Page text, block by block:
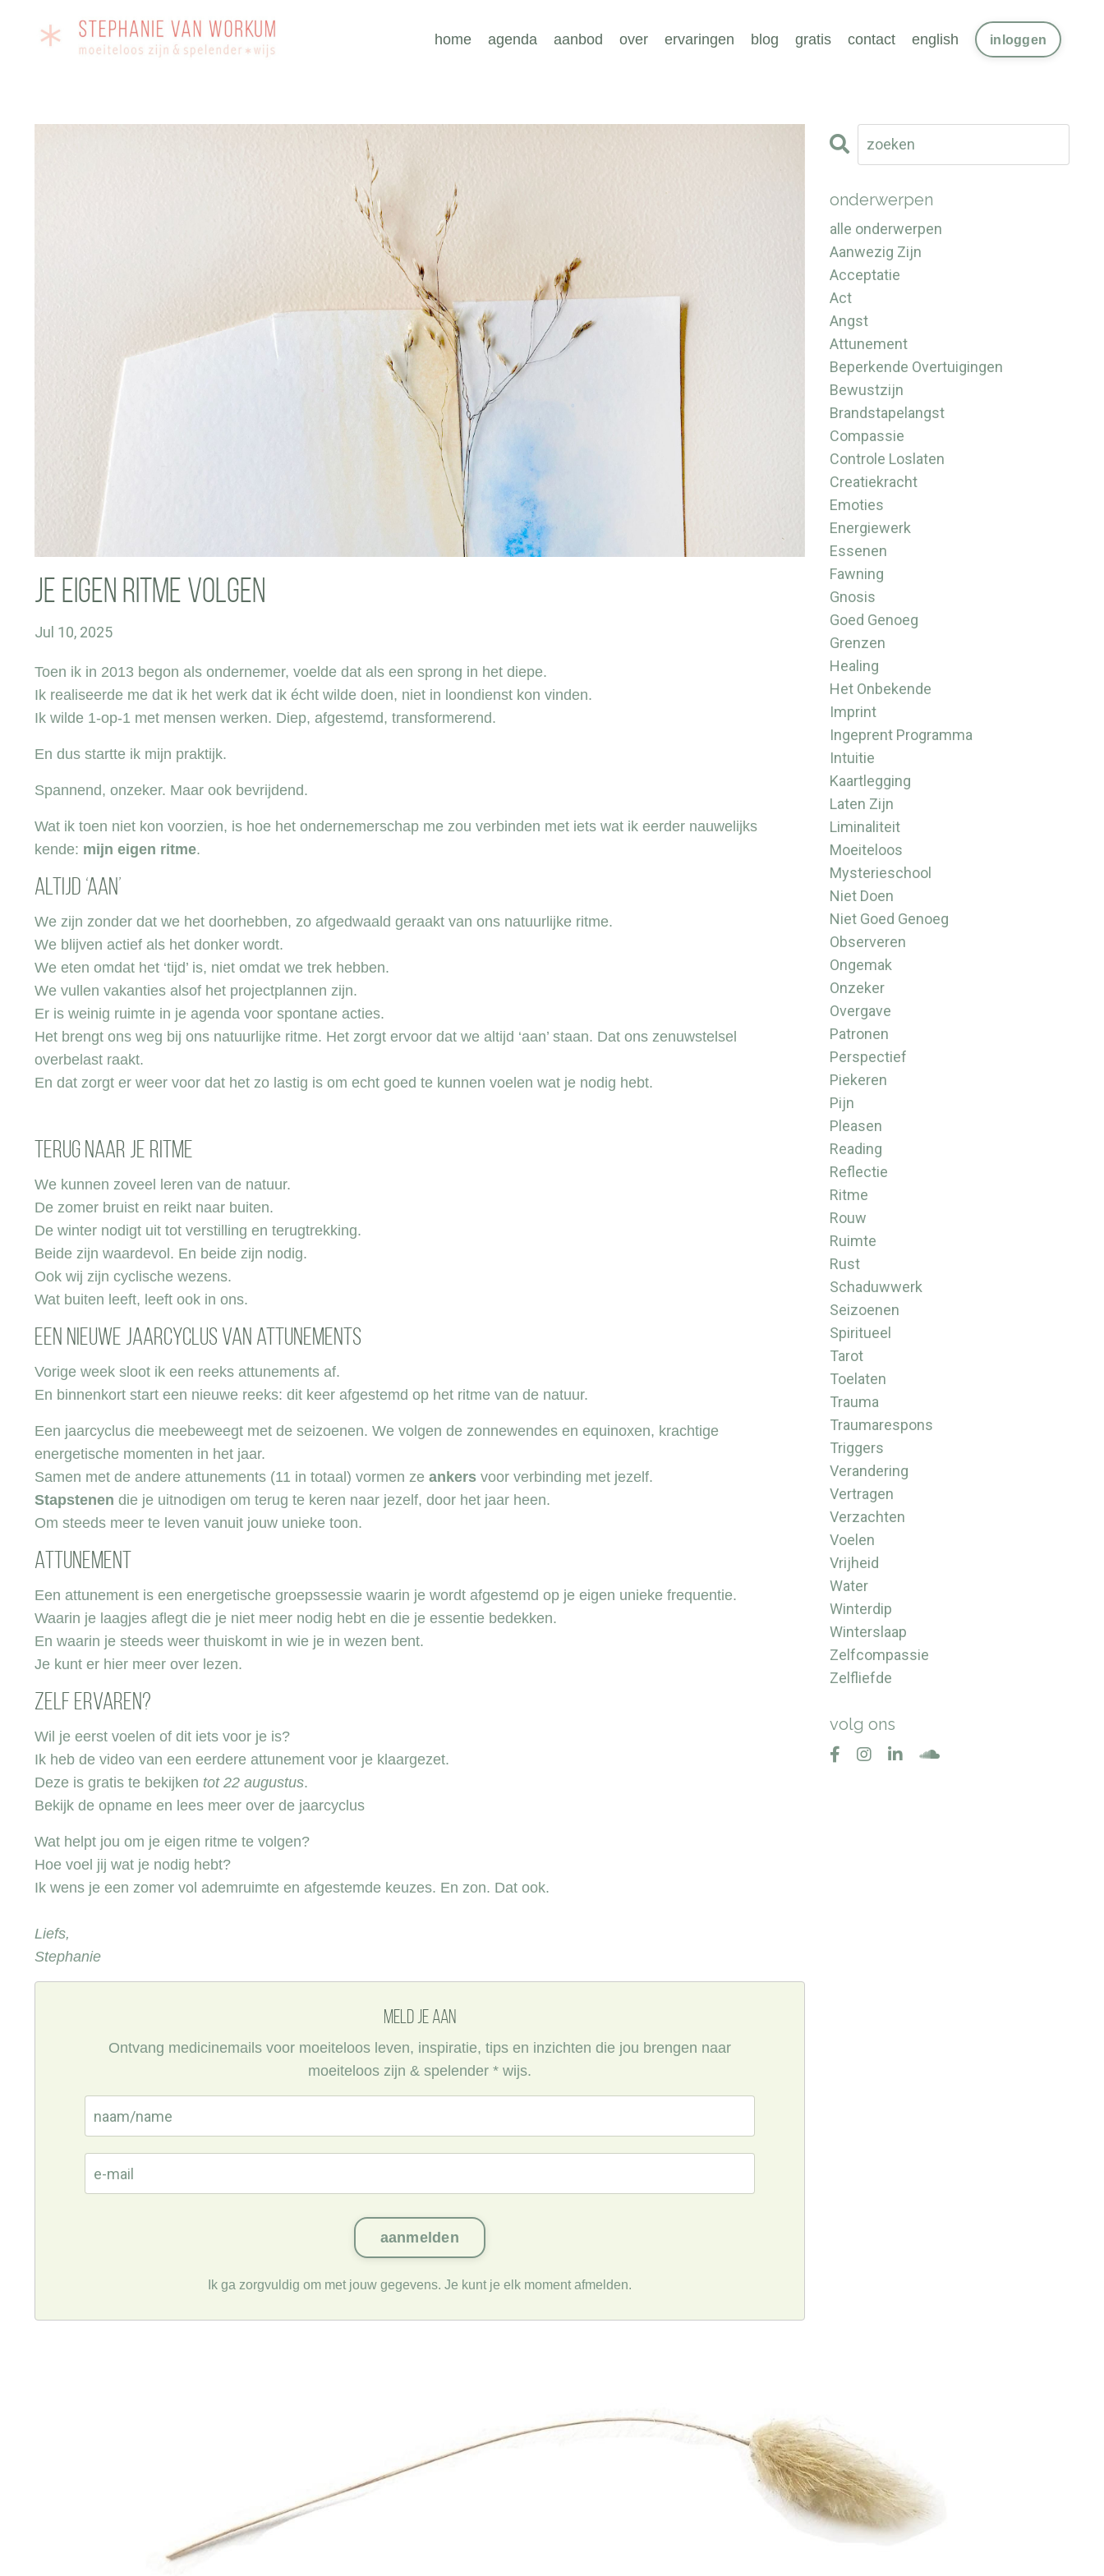
home agenda aanbod over ervaringen blog gratis contact english inloggen
Je eigen ritme volgen
Jul 10, 2025
Toen ik in 2013 begon als ondernemer, voelde dat als een sprong in het diepe.
Ik realiseerde me dat ik het werk dat ik écht wilde doen, niet in loondienst kon vinden.
Ik wilde 1-op-1 met mensen werken. Diep, afgestemd, transformerend.
En dus startte ik mijn praktijk.
Spannend, onzeker. Maar ook bevrijdend.
Wat ik toen niet kon voorzien, is hoe het ondernemerschap me zou verbinden met iets wat ik eerder nauwelijks
kende: mijn eigen ritme.
Altijd ‘aan’
We zijn zonder dat we het doorhebben, zo afgedwaald geraakt van ons natuurlijke ritme.
We blijven actief als het donker wordt.
We eten omdat het ‘tijd’ is, niet omdat we trek hebben.
We vullen vakanties alsof het projectplannen zijn.
Er is weinig ruimte in je agenda voor spontane acties.
Het brengt ons weg bij ons natuurlijke ritme. Het zorgt ervoor dat we altijd ‘aan’ staan. Dat ons zenuwstelsel
overbelast raakt.
En dat zorgt er weer voor dat het zo lastig is om echt goed te kunnen voelen wat je nodig hebt.
Terug naar je ritme
We kunnen zoveel leren van de natuur.
De zomer bruist en reikt naar buiten.
De winter nodigt uit tot verstilling en terugtrekking.
Beide zijn waardevol. En beide zijn nodig.
Ook wij zijn cyclische wezens.
Wat buiten leeft, leeft ook in ons.
Een nieuwe jaarcyclus van attunements
Vorige week sloot ik een reeks attunements af.
En binnenkort start een nieuwe reeks: dit keer afgestemd op het ritme van de natuur.
Een jaarcyclus die meebeweegt met de seizoenen. We volgen de zonnewendes en equinoxen, krachtige
energetische momenten in het jaar.
Samen met de andere attunements (11 in totaal) vormen ze ankers voor verbinding met jezelf.
Stapstenen die je uitnodigen om terug te keren naar jezelf, door het jaar heen.
Om steeds meer te leven vanuit jouw unieke toon.
Attunement
Een attunement is een energetische groepssessie waarin je wordt afgestemd op je eigen unieke frequentie.
Waarin je laagjes aflegt die je niet meer nodig hebt en die je essentie bedekken.
En waarin je steeds weer thuiskomt in wie je in wezen bent.
Je kunt er hier meer over lezen.
Zelf ervaren?
Wil je eerst voelen of dit iets voor je is?
Ik heb de video van een eerdere attunement voor je klaargezet.
Deze is gratis te bekijken tot 22 augustus.
Bekijk de opname en lees meer over de jaarcyclus
Wat helpt jou om je eigen ritme te volgen?
Hoe voel jij wat je nodig hebt?
Ik wens je een zomer vol ademruimte en afgestemde keuzes. En zon. Dat ook.
Liefs,
Stephanie
meld je aan
Ontvang medicinemails voor moeiteloos leven, inspiratie, tips en inzichten die jou brengen naar
moeiteloos zijn & spelender * wijs.
Ik ga zorgvuldig om met jouw gegevens. Je kunt je elk moment afmelden.
onderwerpen
alle onderwerpen
Aanwezig Zijn
Acceptatie
Act
Angst
Attunement
Beperkende Overtuigingen
Bewustzijn
Brandstapelangst
Compassie
Controle Loslaten
Creatiekracht
Emoties
Energiewerk
Essenen
Fawning
Gnosis
Goed Genoeg
Grenzen
Healing
Het Onbekende
Imprint
Ingeprent Programma
Intuitie
Kaartlegging
Laten Zijn
Liminaliteit
Moeiteloos
Mysterieschool
Niet Doen
Niet Goed Genoeg
Observeren
Ongemak
Onzeker
Overgave
Patronen
Perspectief
Piekeren
Pijn
Pleasen
Reading
Reflectie
Ritme
Rouw
Ruimte
Rust
Schaduwwerk
Seizoenen
Spiritueel
Tarot
Toelaten
Trauma
Traumarespons
Triggers
Verandering
Vertragen
Verzachten
Voelen
Vrijheid
Water
Winterdip
Winterslaap
Zelfcompassie
Zelfliefde
volg ons